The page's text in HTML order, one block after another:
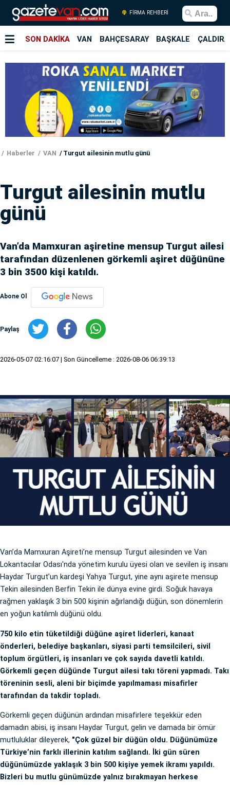
FİRMA REHBERİ
SON DAKİKA VAN BAHÇESARAY BAŞKALE
Haberler VAN Turgut ailesinin mutlu günü
Turgut ailesinin mutlu
günü
Van’da Mamxuran aşiretine mensup Turgut ailesi
tarafından düzenlenen görkemli aşiret düğününe
3 bin 3500 kişi katıldı.
Abone Ol
Paylaş
2026-05-07 02:16:07 | Son Güncelleme : 2026-08-06 06:39:13
Van’da Mamxuran Aşireti’ne mensup Turgut ailesinden ve Van
Lokantacılar Odası'nda yönetim kurulu üyesi olan ve sevilen iş insanı
Haydar Turgut’un kardeşi Yahya Turgut, yine aynı aşirete mensup
Tekin ailesinden Berfin Tekin ile dünya evine girdi. Soğuk havaya
rağmen yaklaşık 3 bin 500 kişinin ağırlandığı düğün, son dönemlerin
en yoğun katılımlı düğünü oldu.
750 kilo etin tüketildiği düğüne aşiret liderleri, kanaat
önderleri, belediye başkanları, siyasi parti temsilcileri, sivil
toplum örgütleri, iş insanları ve çok sayıda davetli katıldı.
Görkemli geçen düğünde Turgut ailesi takı töreni yapmadı. Takı
töreninin sesli, aleni bir biçimde yapılmaması misafirler
tarafından da takdir topladı.
Görkemli geçen düğünün ardından misafirlere teşekkür eden
damadın abisi, iş insanı Haydar Turgut, gelin ve damada bir ömür
mutluluklar dileyerek, "Çok güzel bir düğün oldu. Düğünümüze
Türkiye’nin farklı illerinin katılım sağlandı. İki gün süren
düğünümüzde yaklaşık 3 bin 500 kişiye yemek ikramı yapıldı.
Bizleri bu mutlu günümüzde yalnız bırakmayan herkese